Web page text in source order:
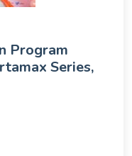
Program
Series,